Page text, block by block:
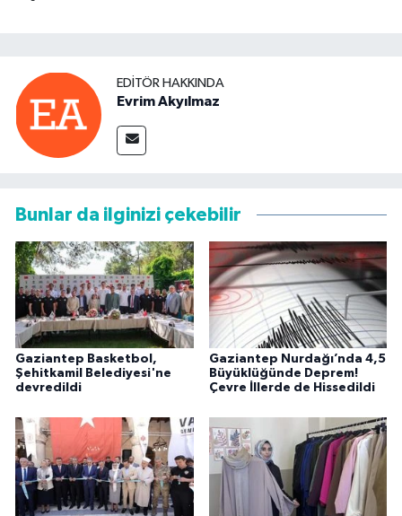
EDITÖR HAKKINDA
Evrim Akyılmaz
Bunlar da ilginizi çekebilir
Gaziantep Basketbol,
Şehitkamil Belediyesi'ne
devredildi
Gaziantep Nurdağı’nda 4,5
Büyüklüğünde Deprem!
Çevre İllerde de Hissedildi